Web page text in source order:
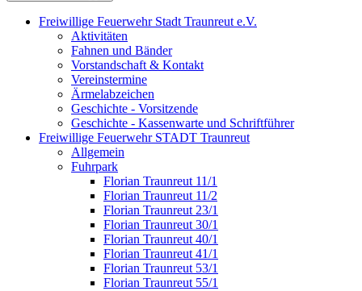
Freiwillige Feuerwehr Stadt Traunreut e.V.
Aktivitäten
Fahnen und Bänder
Vorstandschaft & Kontakt
Vereinstermine
Ärmelabzeichen
Geschichte - Vorsitzende
Geschichte - Kassenwarte und Schriftführer
Freiwillige Feuerwehr STADT Traunreut
Allgemein
Fuhrpark
Florian Traunreut 11/1
Florian Traunreut 11/2
Florian Traunreut 23/1
Florian Traunreut 30/1
Florian Traunreut 40/1
Florian Traunreut 41/1
Florian Traunreut 53/1
Florian Traunreut 55/1